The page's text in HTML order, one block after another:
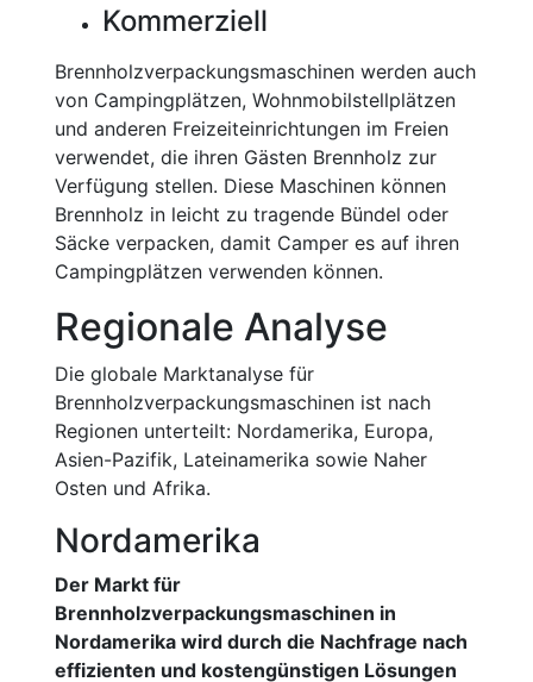
Kommerziell
Brennholzverpackungsmaschinen werden auch
von Campingplätzen, Wohnmobilstellplätzen
und anderen Freizeiteinrichtungen im Freien
verwendet, die ihren Gästen Brennholz zur
Verfügung stellen. Diese Maschinen können
Brennholz in leicht zu tragende Bündel oder
Säcke verpacken, damit Camper es auf ihren
Campingplätzen verwenden können.
Regionale Analyse
Die globale Marktanalyse für
Brennholzverpackungsmaschinen ist nach
Regionen unterteilt: Nordamerika, Europa,
Asien-Pazifik, Lateinamerika sowie Naher
Osten und Afrika.
Nordamerika
Der Markt für
Brennholzverpackungsmaschinen in
Nordamerika wird durch die Nachfrage nach
effizienten und kostengünstigen Lösungen